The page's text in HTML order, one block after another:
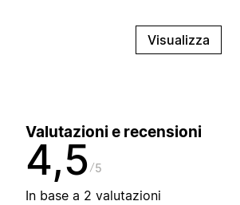
Visualizza
Valutazioni e recensioni
4,5 5
In base a 2 valutazioni